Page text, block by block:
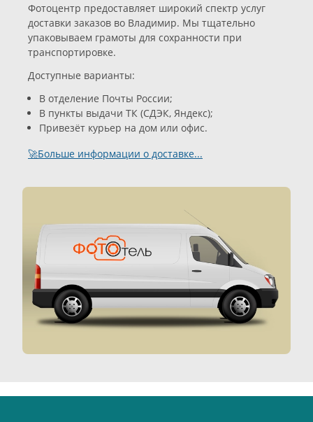
Фотоцентр предоставляет широкий спектр услуг
доставки заказов во Владимир. Мы тщательно
упаковываем грамоты для сохранности при
транспортировке.
Доступные варианты:
В отделение Почты России;
В пункты выдачи ТК (СДЭК, Яндекс);
Привезёт курьер на дом или офис.
🚀Больше информации о доставке...